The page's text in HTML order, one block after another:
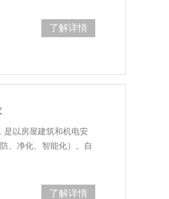
了解详情
，是以房屋建筑和机电安
、净化、智能化）。自
了解详情